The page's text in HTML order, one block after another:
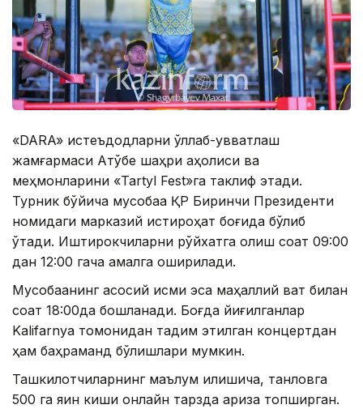
«DARA» истеъдодларни қўллаб-қувватлаш
жамғармаси Ақтўбе шаҳри аҳолиси ва
меҳмонларини «Tartyl Fest»га таклиф этади.
Турник бўйича мусобақа ҚР Биринчи Президенти
номидаги марказий истироҳат боғида бўлиб
ўтади. Иштирокчиларни рўйхатга олиш соат 09:00
дан 12:00 гача амалга оширилади.
Мусобақанинг асосий қисми эса маҳаллий вақт билан
соат 18:00да бошланади. Боғда йиғилганлар
Kalifarnya томонидан тақдим этилган концертдан
ҳам баҳраманд бўлишлари мумкин.
Ташкилотчиларнинг маълум қилишича, танловга
500 га яқин киши онлайн тарзда ариза топширган.